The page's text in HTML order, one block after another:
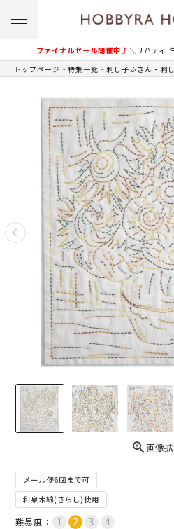
ファイナルセール開催中♪＼リバティ
トップページ 特集一覧 刺し子ふきん・刺
画像
メール便6個まで可
和泉木綿(さらし)使用
難易度：